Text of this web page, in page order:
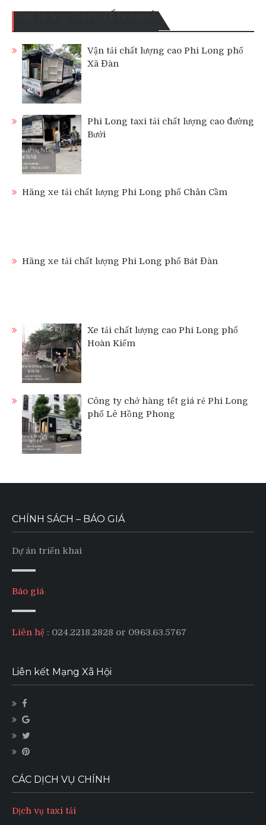
DỊCH VỤ CHUYỂN NHÀ
Vận tải chất lượng cao Phi Long phố
Xã Đàn
Phi Long taxi tải chất lượng cao đường
Bưởi
Hãng xe tải chất lượng Phi Long phố Chân Cầm
Hãng xe tải chất lượng Phi Long phố Bát Đàn
Xe tải chất lượng cao Phi Long phố
Hoàn Kiếm
Công ty chở hàng tết giá rẻ Phi Long
phố Lê Hồng Phong
CHÍNH SÁCH – BÁO GIÁ
Dự án triển khai
Báo giá
Liên hệ : 024.2218.2828 or 0963.63.5767
Liên kết Mạng Xã Hội
CÁC DỊCH VỤ CHÍNH
Dịch vụ taxi tải